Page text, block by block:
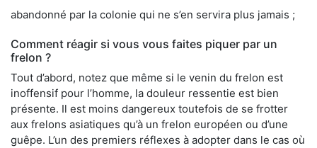
abandonné par la colonie qui ne s’en servira plus jamais ;
Comment réagir si vous vous faites piquer par un
frelon ?
Tout d’abord, notez que même si le venin du frelon est
inoffensif pour l’homme, la douleur ressentie est bien
présente. Il est moins dangereux toutefois de se frotter
aux frelons asiatiques qu’à un frelon européen ou d’une
guêpe. L’un des premiers réflexes à adopter dans le cas où